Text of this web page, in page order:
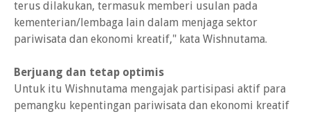
terus dilakukan, termasuk memberi usulan pada
kementerian/lembaga lain dalam menjaga sektor
pariwisata dan ekonomi kreatif," kata Wishnutama.
Berjuang dan tetap optimis
Untuk itu Wishnutama mengajak partisipasi aktif para
pemangku kepentingan pariwisata dan ekonomi kreatif